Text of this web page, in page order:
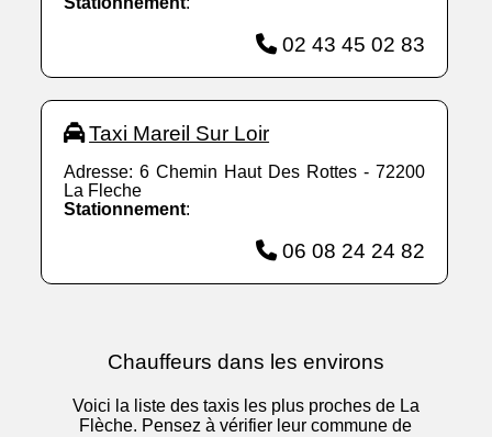
02 43 45 02 83
Taxi Mareil Sur Loir
Adresse: 6 Chemin Haut Des Rottes - 72200
La Fleche
Stationnement:
06 08 24 24 82
Chauffeurs dans les environs
Voici la liste des taxis les plus proches de La
Flèche. Pensez à vérifier leur commune de